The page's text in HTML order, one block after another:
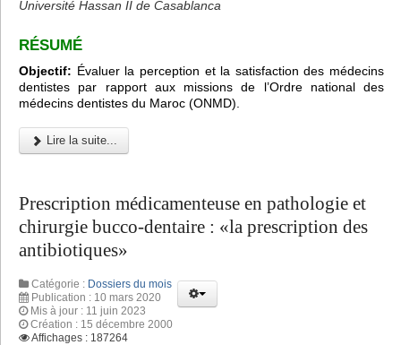
Université Hassan II de Casablanca
RÉSUMÉ
Objectif: Évaluer la perception et la satisfaction des médecins
dentistes par rapport aux missions de l’Ordre national des
médecins dentistes du Maroc (ONMD).
Lire la suite...
Prescription médicamenteuse en pathologie et
chirurgie bucco-dentaire : «la prescription des
antibiotiques»
Catégorie : Dossiers du mois
Publication : 10 mars 2020
Mis à jour : 11 juin 2023
Création : 15 décembre 2000
Affichages : 187264